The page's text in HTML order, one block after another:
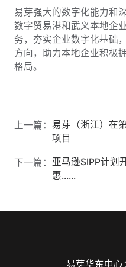
易芽强大的数字化能力和
数字贸易港和武义本地企
务，夯实企业数字化基础
方向，助力本地企业积极
格局。
上一篇： 易芽（浙江）在
项目
下一篇： 亚马逊SIPP计划
惠......
易芽华东中心